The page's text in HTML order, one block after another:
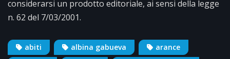
considerarsi un prodotto editoriale, ai sensi della legge
n. 62 del 7/03/2001.
abiti albina gabueva
arance